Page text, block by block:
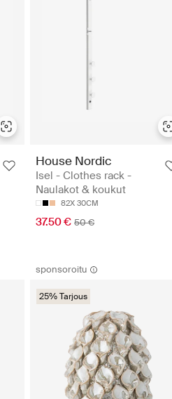
House Nordic
Isel - Clothes rack -
Naulakot & koukut
82X 30CM
37.50 € 50 €
sponsoroitu
25% Tarjous